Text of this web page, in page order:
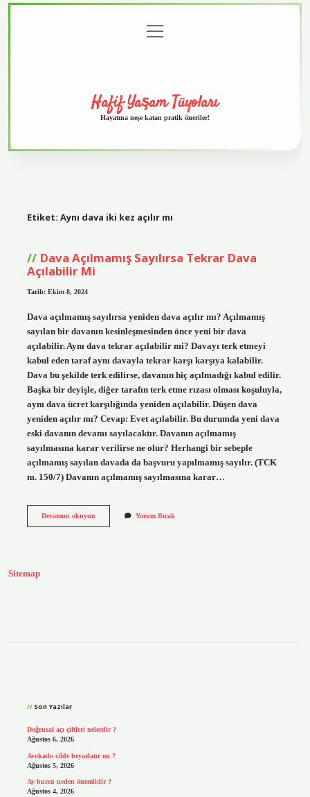
menüyü
aç
Hafif Yaşam Tüyoları
Hayatına neşe katan pratik öneriler!
Etiket: Aynı dava iki kez açılır mı
Dava Açılmamış Sayılırsa Tekrar Dava
Açılabilir Mi
Tarih: Ekim 8, 2024
Dava açılmamış sayılırsa yeniden dava açılır mı? Açılmamış
sayılan bir davanın kesinleşmesinden önce yeni bir dava
açılabilir. Aynı dava tekrar açılabilir mi? Davayı terk etmeyi
kabul eden taraf aynı davayla tekrar karşı karşıya kalabilir.
Dava bu şekilde terk edilirse, davanın hiç açılmadığı kabul edilir.
Başka bir deyişle, diğer tarafın terk etme rızası olması koşuluyla,
aynı dava ücret karşılığında yeniden açılabilir. Düşen dava
yeniden açılır mı? Cevap: Evet açılabilir. Bu durumda yeni dava
eski davanın devamı sayılacaktır. Davanın açılmamış
sayılmasına karar verilirse ne olur? Herhangi bir sebeple
açılmamış sayılan davada da başvuru yapılmamış sayılır. (TCK
m. 150/7) Davanın açılmamış sayılmasına karar…
Devamını okuyunDava
Yorum Bırak
Sitemap
Son Yazılar
Doğrusal açı çiftleri nelerdir ?
Ağustos 6, 2026
Avokado cilde beyazlatır mı ?
Ağustos 5, 2026
Ay burcu neden önemlidir ?
Ağustos 4, 2026